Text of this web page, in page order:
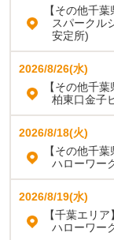
【その他千
スパークル
安定所)
2026/8/26(水)
【その他千
柏東口金子
2026/8/18(火)
【その他千
ハローワー
2026/8/19(水)
【千葉エリア】
ハローワー